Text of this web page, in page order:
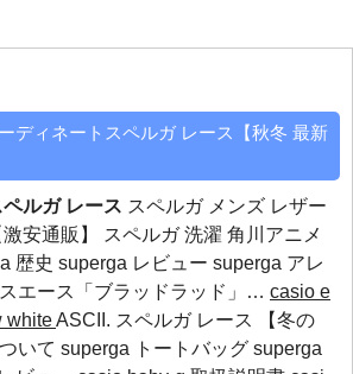
ディネートスペルガ レース【秋冬 最新
ペルガ レース スペルガ メンズ レザー
安通販】 スペルガ 洗濯 角川アニメ
歴史 superga レビュー superga アレ
エース「ブラッドラッド」… casio e
whiteASCII. スペルガ レース 【冬の
いて superga トートバッグ superga